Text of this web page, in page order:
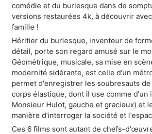
comédie et du burlesque dans de
versions restaurées 4k, à découvrir
famille !
Héritier du burlesque, inventeur de
détail, porte son regard amusé sur le
Géométrique, musicale, sa mise en
modernité sidérante, est celle d'un
permet d'enregistrer les soubresauts de
corps élastique, dont il use comme d'un
Monsieur Hulot, gauche et gracieux) et
manière d'interroger la société et
Ces 6 films sont autant de chefs-